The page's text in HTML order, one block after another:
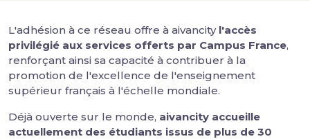
L'adhésion à ce réseau offre à aivancity l'accès
privilégié aux services offerts par Campus France,
renforçant ainsi sa capacité à contribuer à la
promotion de l'excellence de l'enseignement
supérieur français à l'échelle mondiale.
Déjà ouverte sur le monde, aivancity accueille
actuellement des étudiants issus de plus de 30